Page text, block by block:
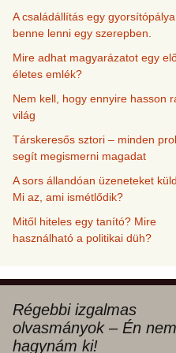
A családállítás egy
benne lenni egy szerepben.
Mire adhat magyarázatot egy
életes emlék?
Nem kell, hogy ennyire hasson
világ
Társkeresős sztori – minden
segít megismerni magadat
A sors állandóan üzeneteket
Mi az, ami ismétlődik?
Mitől hiteles egy tanító? Mire
használható a politikai düh?
Régebbi izgalmas
olvasmányok – Én nem
hagynám ki!